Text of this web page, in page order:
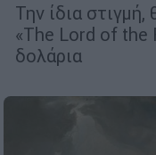
Την ίδια
«The Lord of the
δολάρια